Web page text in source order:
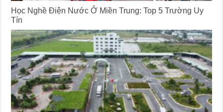
Học Nghề Điện Nước Ở Miền Trung: Top 5 Trường Uy
Tín